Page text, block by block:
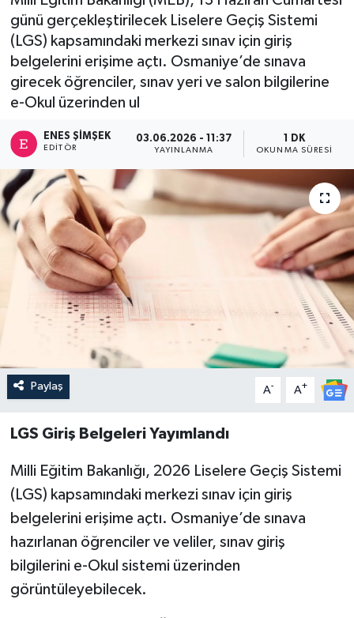
günü gerçekleştirilecek Liselere Geçiş Sistemi
(LGS) kapsamındaki merkezi sınav için giriş
belgelerini erişime açtı. Osmaniye’de sınava
girecek öğrenciler, sınav yeri ve salon bilgilerine
e-Okul üzerinden ul
ENES ŞIMŞEK
EDITÖR
03.06.2026 - 11:37
YAYINLANMA
1 DK
OKUNMA SÜRESI
Paylaş A- A+
LGS Giriş Belgeleri Yayımlandı
Milli Eğitim Bakanlığı, 2026 Liselere Geçiş Sistemi
(LGS) kapsamındaki merkezi sınav için giriş
belgelerini erişime açtı. Osmaniye’de sınava
hazırlanan öğrenciler ve veliler, sınav giriş
bilgilerini e-Okul sistemi üzerinden
görüntüleyebilecek.